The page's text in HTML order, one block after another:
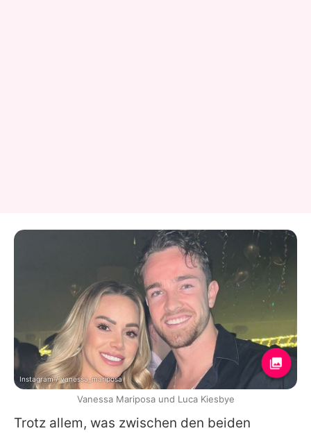
Trotz allem, was zwischen den beiden
Instagram / vanessa_mariposa
Vanessa Mariposa und Luca Kiesbye